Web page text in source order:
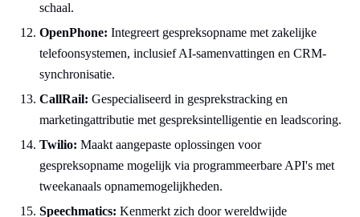
schaal.
OpenPhone: Integreert gespreksopname met zakelijke
telefoonsystemen, inclusief AI-samenvattingen en CRM-
synchronisatie.
CallRail: Gespecialiseerd in gesprekstracking en
marketingattributie met gespreksintelligentie en leadscoring.
Twilio: Maakt aangepaste oplossingen voor
gespreksopname mogelijk via programmeerbare API's met
tweekanaals opnamemogelijkheden.
Speechmatics: Kenmerkt zich door wereldwijde